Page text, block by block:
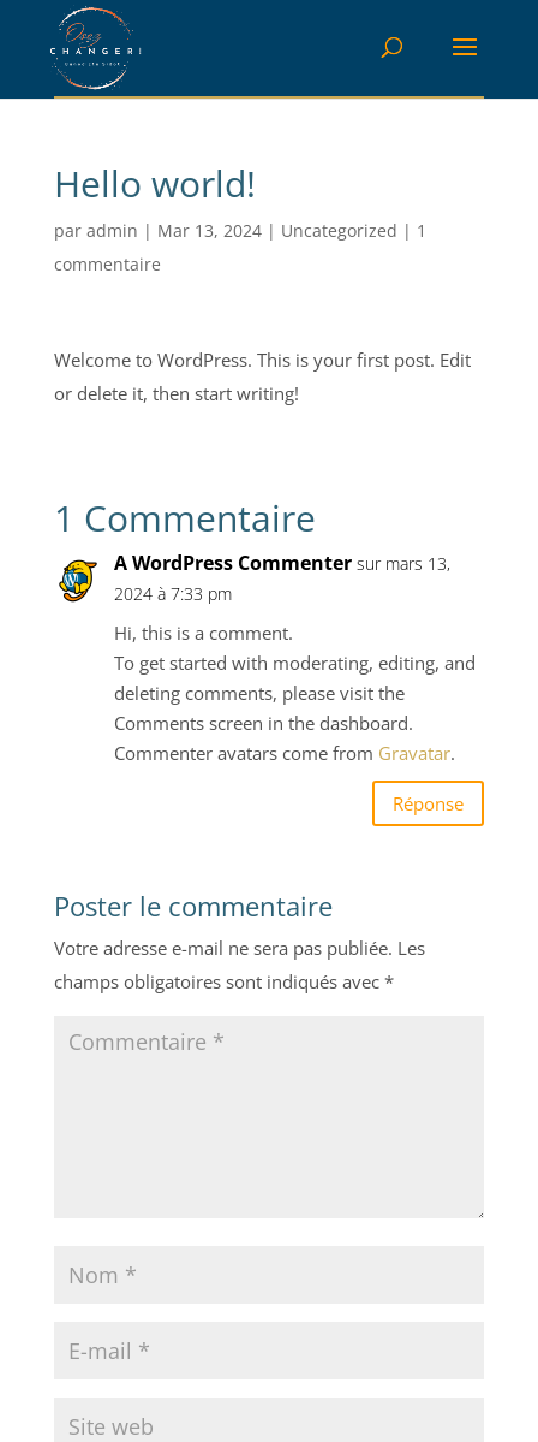
Hello world!
par admin | Mar 13, 2024| Uncategorized | 1
commentaire
Welcome to WordPress. This is your first post. Edit
or delete it, then start writing!
1 Commentaire
A WordPress Commenter sur mars 13,
2024 à 7:33 pm
Hi, this is a comment.
To get started with moderating, editing, and
deleting comments, please visit the
Comments screen in the dashboard.
Commenter avatars come from Gravatar.
Réponse
Poster le commentaire
Votre adresse e-mail ne sera pas publiée. Les
champs obligatoires sont indiqués avec *